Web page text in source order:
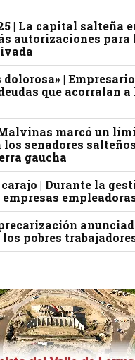
| La capital salteña
autorizaciones para
|
que acorralan a
marcó un
senadores
gaucha
| Durante la
empresas
los pobres